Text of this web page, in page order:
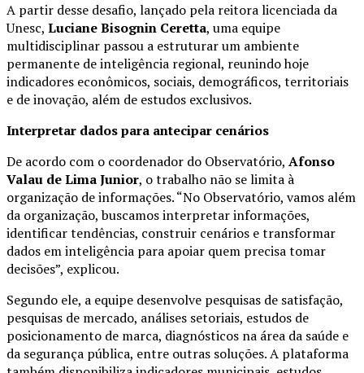
A partir desse desafio, lançado pela reitora licenciada da
Unesc, Luciane Bisognin Ceretta, uma equipe
multidisciplinar passou a estruturar um ambiente
permanente de inteligência regional, reunindo hoje
indicadores econômicos, sociais, demográficos, territoriais
e de inovação, além de estudos exclusivos.
Interpretar dados para antecipar cenários
De acordo com o coordenador do Observatório, Afonso
Valau de Lima Junior, o trabalho não se limita à
organização de informações. “No Observatório, vamos além
da organização, buscamos interpretar informações,
identificar tendências, construir cenários e transformar
dados em inteligência para apoiar quem precisa tomar
decisões”, explicou.
Segundo ele, a equipe desenvolve pesquisas de satisfação,
pesquisas de mercado, análises setoriais, estudos de
posicionamento de marca, diagnósticos na área da saúde e
da segurança pública, entre outras soluções. A plataforma